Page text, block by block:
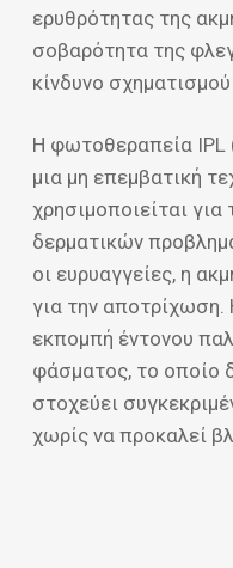
ερυθρότητας της
σοβαρότητα της
κίνδυνο
Η φωτοθεραπεία IPL
μια μη επεμβατική
χρησιμοποιείται
δερματικών
οι ευρυαγγείες, η
για την αποτρίχωση.
εκπομπή έντονου
φάσματος, το οποίο
στοχεύει
χωρίς να προκαλεί